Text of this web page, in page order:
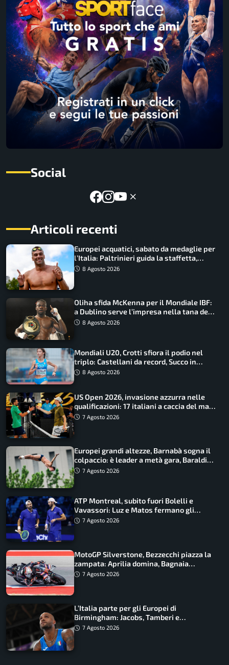
Social
Articoli recenti
Europei acquatici, sabato da medaglie per
l’Italia: Paltrinieri guida la staffetta,
Barnabà sogna l’oro dalle grandi altezze
8 Agosto 2026
Oliha sfida McKenna per il Mondiale IBF:
a Dublino serve l’impresa nella tana del
lupo8 Agosto 2026
Mondiali U20, Crotti sfiora il podio nel
triplo: Castellani da record, Succo in
finale
8 Agosto 2026
US Open 2026, invasione azzurra nelle
qualificazioni: 17 italiani a caccia del main
draw7 Agosto 2026
Europei grandi altezze, Barnabà sogna il
colpaccio: è leader a metà gara, Baraldi
ancora in corsa
7 Agosto 2026
ATP Montreal, subito fuori Bolelli e
Vavassori: Luz e Matos fermano gli
azzurri
7 Agosto 2026
MotoGP Silverstone, Bezzecchi piazza la
zampata: Aprilia domina, Bagnaia
costretto al Q1
7 Agosto 2026
L’Italia parte per gli Europei di
Birmingham: Jacobs, Tamberi e
Battocletti guidano una spedizione
7 Agosto 2026